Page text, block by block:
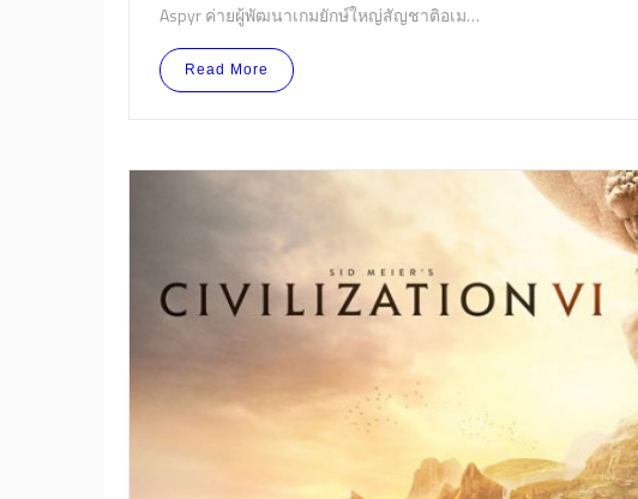
Aspyr ค่ายผู้พัฒนาเกมยักษ์ใหญ่สัญชาติอเม…
Read More